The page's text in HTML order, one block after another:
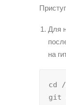
Для
на
cd
git